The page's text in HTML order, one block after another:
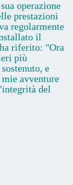
operazione
prestazioni
regolarmente
il
riferito: "Ora
più
e
avventure
del